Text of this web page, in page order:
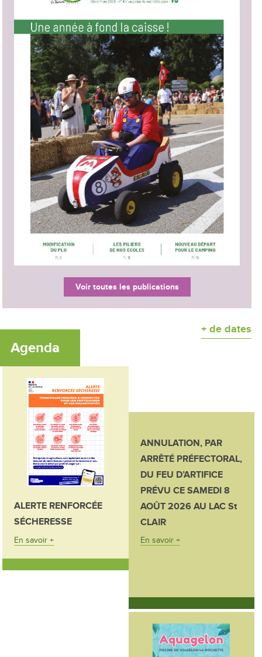
Voir toutes les publications
Agenda
+ de dates
ALERTE RENFORCÉE
SÉCHERESSE
En savoir +
ANNULATION, PAR
ARRÊTÉ PRÉFECTORAL,
DU FEU D’ARTIFICE
PRÉVU CE SAMEDI 8
AOÛT 2026 AU LAC St
CLAIR
En savoir +